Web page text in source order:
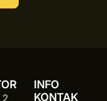
2
INFO
KONTAK